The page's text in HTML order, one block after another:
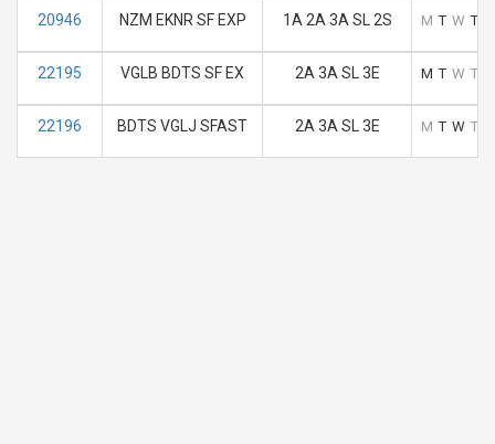
20946 NZM EKNR SF EXP 1A 2A 3A SL 2S M T W T
22195 VGLB BDTS SF EX 2A 3A SL 3E M T W T
22196 BDTS VGLJ SFAST 2A 3A SL 3E M T W T